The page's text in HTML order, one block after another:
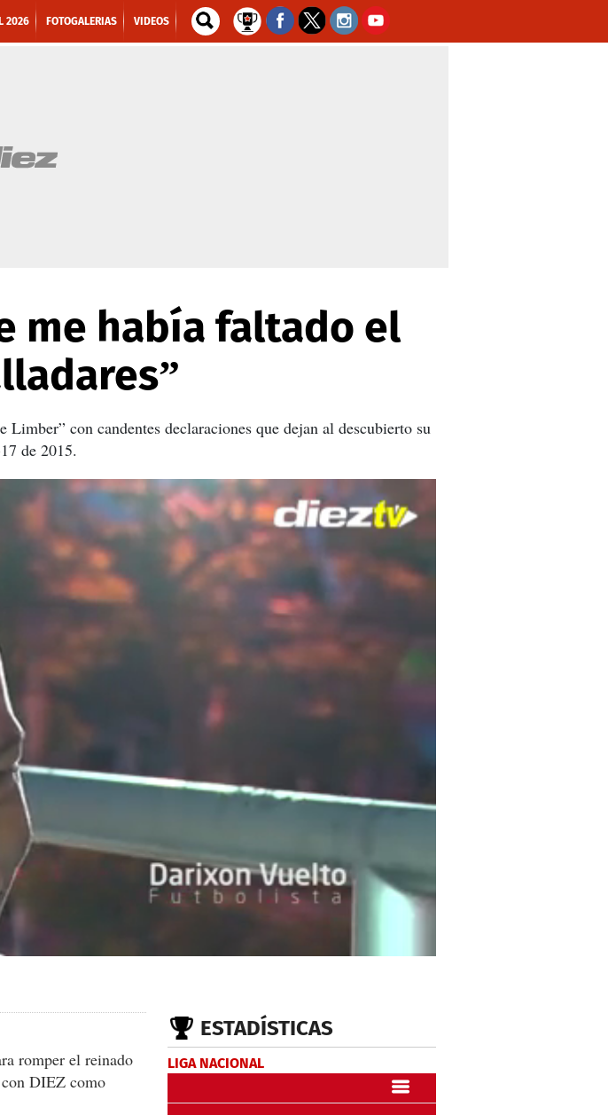
2026 FOTOGALERIAS VIDEOS
me había faltado el
con candentes declaraciones que dejan al descubierto su
de 2015.
romper el reinado
DIEZ como
ESTADÍSTICAS
LIGA NACIONAL